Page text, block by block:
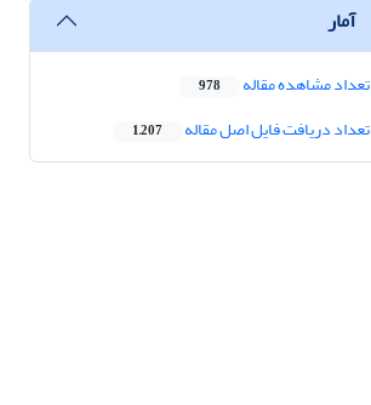
آمار
تعداد مشاهده مقاله 978
تعداد دریافت فایل اصل مقاله 1,207